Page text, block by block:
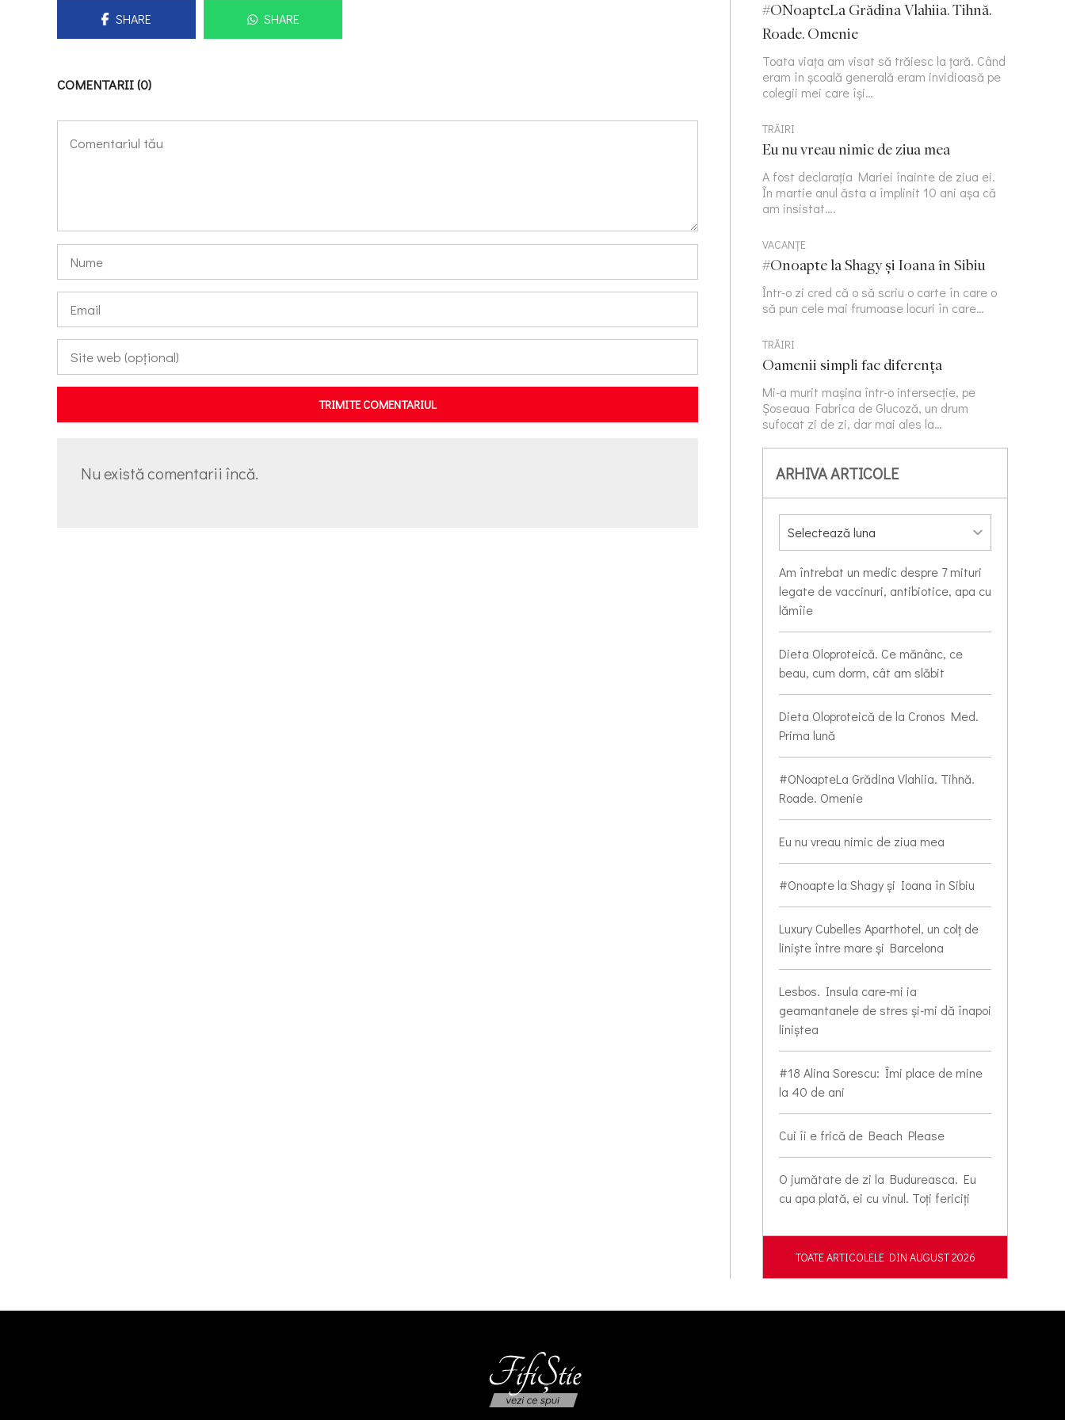
SHARE SHARE
COMENTARII (0)
TRIMITE COMENTARIUL
Nu există comentarii încă.
#ONoapteLa Grădina Vlahiia. Tihnă.
Roade. Omenie
Toata viața am visat să trăiesc la țară. Când
eram în școală generală eram invidioasă pe
colegii mei care își…
TRĂIRI
Eu nu vreau nimic de ziua mea
A fost declarația Mariei înainte de ziua ei.
În martie anul ăsta a împlinit 10 ani așa că
am insistat….
VACANȚE
#Onoapte la Shagy și Ioana în Sibiu
Într-o zi cred că o să scriu o carte în care o
să pun cele mai frumoase locuri în care…
TRĂIRI
Oamenii simpli fac diferența
Mi-a murit mașina într-o intersecție, pe
Șoseaua Fabrica de Glucoză, un drum
sufocat zi de zi, dar mai ales la…
ARHIVA ARTICOLE
Am întrebat un medic despre 7 mituri
legate de vaccinuri, antibiotice, apa cu
lămîie
Dieta Oloproteică. Ce mănânc, ce
beau, cum dorm, cât am slăbit
Dieta Oloproteică de la Cronos Med.
Prima lună
#ONoapteLa Grădina Vlahiia. Tihnă.
Roade. Omenie
Eu nu vreau nimic de ziua mea
#Onoapte la Shagy și Ioana în Sibiu
Luxury Cubelles Aparthotel, un colț de
liniște între mare și Barcelona
Lesbos. Insula care-mi ia
geamantanele de stres și-mi dă înapoi
liniștea
#18 Alina Sorescu: Îmi place de mine
la 40 de ani
Cui îi e frică de Beach Please
O jumătate de zi la Budureasca. Eu
cu apa plată, ei cu vinul. Toți fericiți
TOATE ARTICOLELE DIN AUGUST 2026